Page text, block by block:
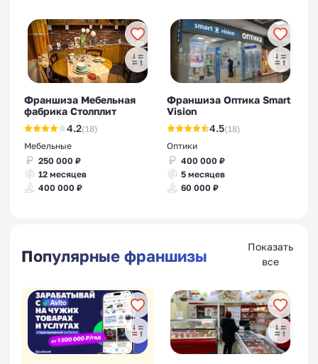
Франшиза Мебельная
фабрика Столплит
4.2(18)
Мебельные
250 000 ₽
12 месяцев
400 000 ₽
Франшиза Оптика Smart
Vision
4.5(18)
Оптики
400 000 ₽
5 месяцев
60 000 ₽
Популярные франшизы
Показать
все